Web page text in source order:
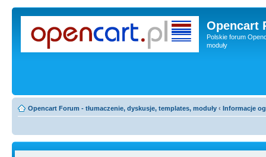
Opencart
Polskie forum
moduły
Opencart Forum - tłumaczenie, dyskusje, templates, moduły ‹ Informacje